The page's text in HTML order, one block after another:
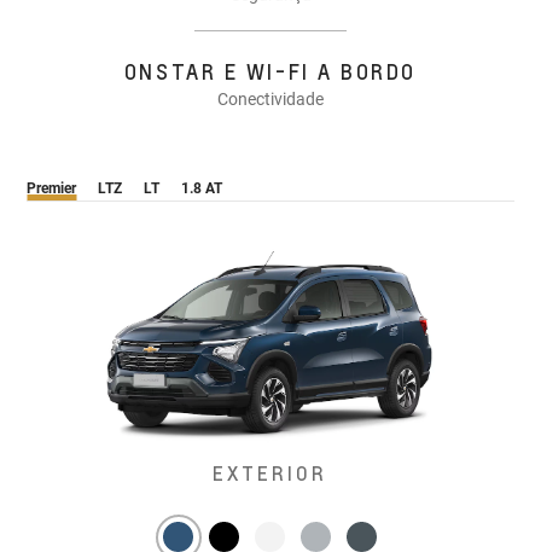
ONSTAR E WI-FI A BORDO
Conectividade
Premier LTZ LT 1.8 AT
EXTERIOR